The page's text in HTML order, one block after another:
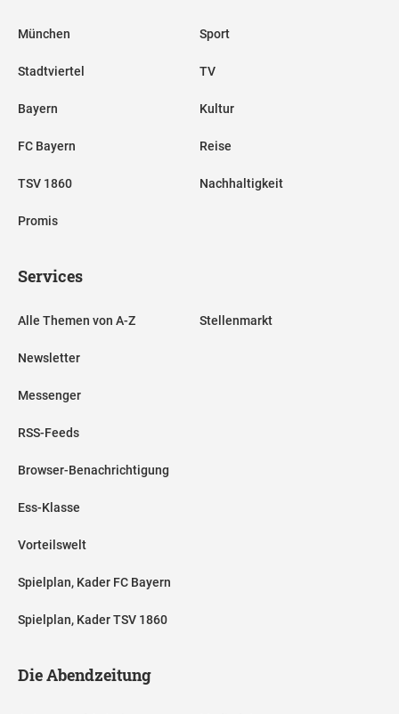
München
Stadtviertel
Bayern
FC Bayern
TSV 1860
Promis
Sport
TV
Kultur
Reise
Nachhaltigkeit
Services
Alle Themen von A-Z
Newsletter
Messenger
RSS-Feeds
Browser-Benachrichtigung
Ess-Klasse
Vorteilswelt
Spielplan, Kader FC Bayern
Spielplan, Kader TSV 1860
Stellenmarkt
Die Abendzeitung